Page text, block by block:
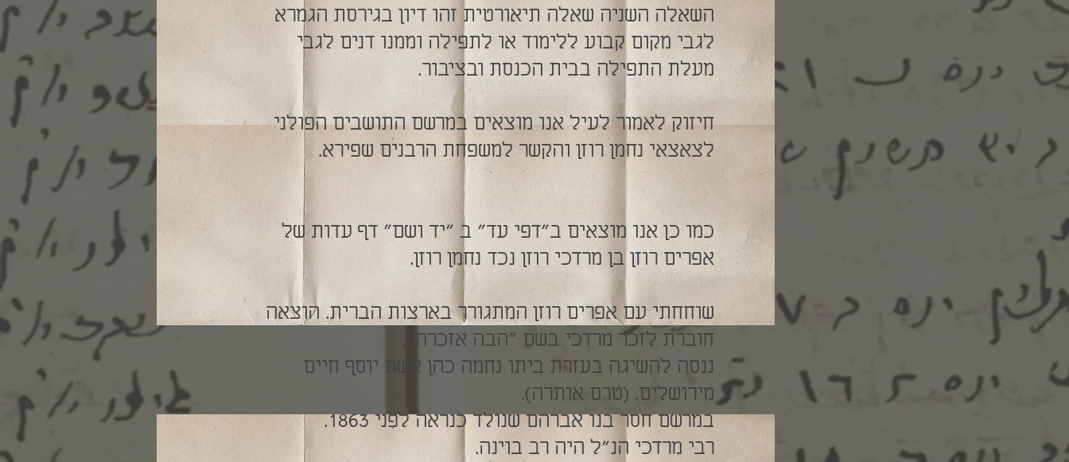
השאלה השניה שאלה תיאורטית זהו דיון בגירסת הגמרא
לגבי מקום קבוע ללימוד או לתפילה וממנו דנים לגבי
מעלת התפילה בבית הכנסת ובציבור.
חיזוק לאמור לעיל אנו מוצאים במרשם התושבים הפולני
לצאצאי נחמן רוזן והקשר למשפחת הרבנים שפירא.
כמו כן אנו מוצאים ב"דפי עד" ב "יד ושם" דף עדות של
אפרים רוזן בן מרדכי רוזן נכד נחמן רוזן.
שוחחתי עם אפרים רוזן המתגורר בארצות הברית. הוצאה
חוברת לזכר מרדכי בשם "הבה אזכרה".
ננסה להשיגה בעזרת ביתו נחמה כהן אשת יוסף חיים
מירושלים. (טרם אותרה).
במרשם חסר בנו אברהם שנולד כנראה לפני 1863.
רבי מרדכי הנ"ל היה רב בוינה.